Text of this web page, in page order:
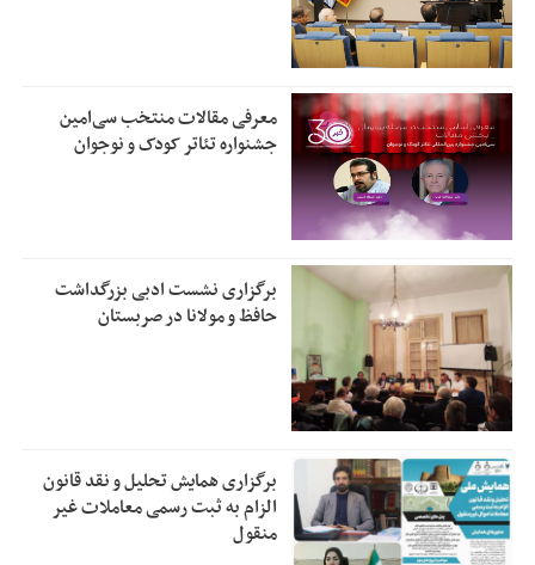
معرفی مقالات منتخب سی‌امین
جشنواره تئاتر کودک و نوجوان
برگزاری نشست ادبی بزرگداشت
حافظ و مولانا در صربستان
برگزاری همایش تحلیل و نقد قانون
الزام به ثبت رسمی معاملات غیر
منقول